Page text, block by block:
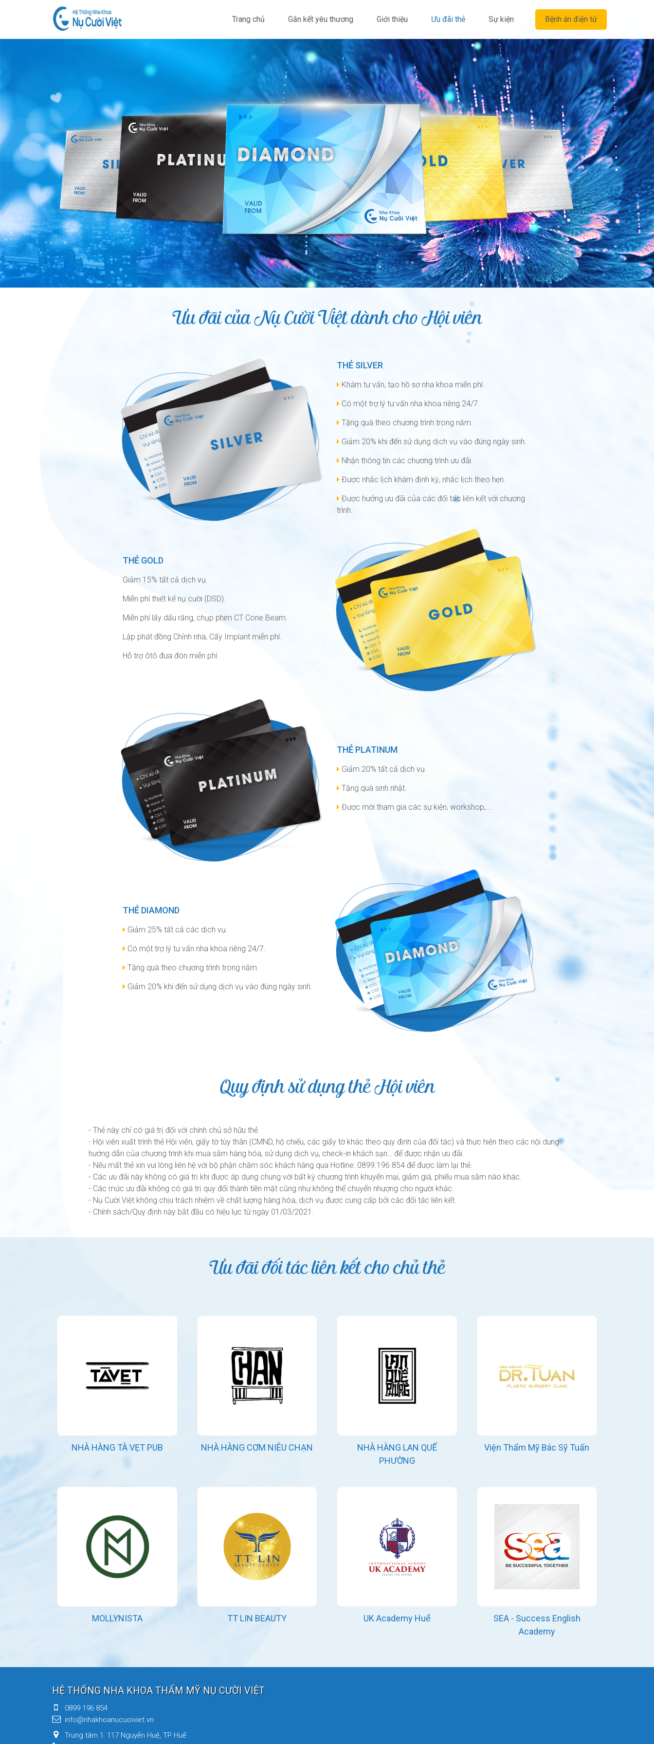
Trang chủ Gắn kết yêu thương Giới thiệu Ưu đãi thẻ Sự kiện Bệnh án điện tử
Ưu đãi của Nụ Cười Việt dành cho Hội viên
THẺ SILVER
Khám tư vấn, tạo hồ sơ nha khoa miễn phí.
Có một trợ lý tư vấn nha khoa riêng 24/7.
Tặng quà theo chương trình trong năm.
Giảm 20% khi đến sử dụng dịch vụ vào đúng ngày sinh.
Nhận thông tin các chương trình ưu đãi.
Được nhắc lịch khám định kỳ, nhắc lịch theo hẹn.
Được hưởng ưu đãi của các đối tác liên kết với chương
trình.
THẺ GOLD
Giảm 15% tất cả dịch vụ.
Miễn phí thiết kế nụ cười (DSD).
Miễn phí lấy dấu răng, chụp phim CT Cone Beam.
Lập phát đồng Chỉnh nha, Cấy Implant miễn phí.
Hỗ trợ ôtô đưa đón miễn phí.
THẺ PLATINUM
Giảm 20% tất cả dịch vụ.
Tặng quà sinh nhật.
Được mời tham gia các sự kiện, workshop,...
THẺ DIAMOND
Giảm 25% tất cả các dịch vụ.
Có một trợ lý tư vấn nha khoa riêng 24/7.
Tặng quà theo chương trình trong năm.
Giảm 20% khi đến sử dụng dịch vụ vào đúng ngày sinh.
Quy định sử dụng thẻ Hội viên
- Thẻ này chỉ có giá trị đối với chính chủ sở hữu thẻ.
- Hội viên xuất trình thẻ Hội viên, giấy tờ tùy thân (CMND, hộ chiếu, các giấy tờ khác theo quy định của đối tác) và thực hiện theo các nội dung
hướng dẫn của chương trình khi mua sắm hàng hóa, sử dụng dịch vụ, check-in khách sạn… để được nhận ưu đãi.
- Nếu mất thẻ xin vui lòng liên hệ với bộ phận chăm sóc khách hàng qua Hotline: 0899.196.854 để được làm lại thẻ.
- Các ưu đãi này không có giá trị khi được áp dụng chung với bất kỳ chương trình khuyến mại, giảm giá, phiếu mua sắm nào khác.
- Các mức ưu đãi không có giá trị quy đổi thành tiền mặt cũng như không thể chuyển nhượng cho người khác.
- Nụ Cười Việt không chịu trách nhiệm về chất lượng hàng hóa, dịch vụ được cung cấp bởi các đối tác liên kết.
- Chính sách/Quy định này bắt đầu có hiệu lực từ ngày 01/03/2021.
Ưu đãi đối tác liên kết cho chủ thẻ
NHÀ HÀNG TÀ VẸT PUB NHÀ HÀNG CƠM NIÊU CHẠN
NHÀ HÀNG LAN QUẾ
PHƯỜNG
Viện Thẩm Mỹ Bác Sỹ Tuấn
MOLLYNISTA TT LIN BEAUTY UK Academy Huế
SEA - Success English
Academy
HỆ THỐNG NHA KHOA THẨM MỸ NỤ CƯỜI VIỆT
0899 196 854
info@nhakhoanucuoiviet.vn
Trung tâm 1: 117 Nguyễn Huệ, TP Huế